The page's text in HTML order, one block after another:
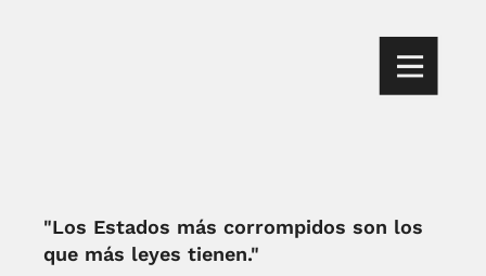
"Los Estados más corrompidos son los
que más leyes tienen."